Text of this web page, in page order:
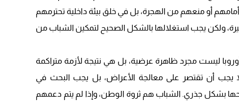
أو منعهم من الهجرة، بل في خلق بيئة داخلية تحترمهم
ولكن يجب استغلالها بالشكل الصحيح لتمكين الشباب من
ليست مجرد ظاهرة عرضية، بل هي نتيجة لأزمة متراكمة
يجب أن تقتصر على معالجة الأعراض، بل يجب البحث في
بشكل جذري. الشباب هم ثروة الوطن، وإذا لم يتم دعمهم